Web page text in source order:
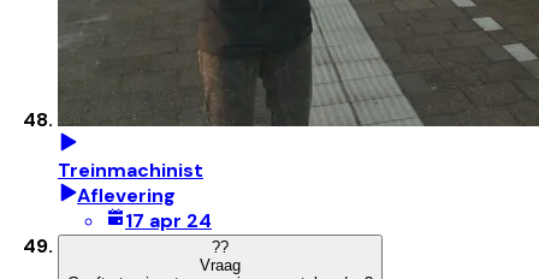
Treinmachinist
Aflevering
17 apr 24
??
Vraag